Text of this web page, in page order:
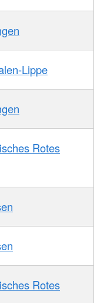
Lippe
Rotes
Rotes